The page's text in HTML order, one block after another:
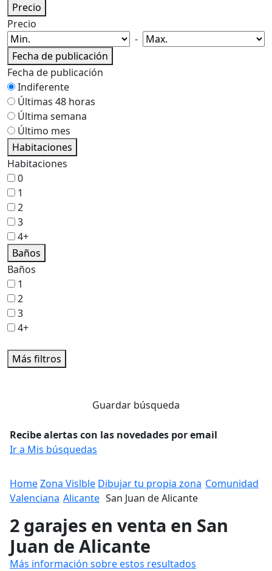
Precio
Precio
-
Fecha de publicación
Fecha de publicación
Indiferente
Últimas 48 horas
Última semana
Último mes
Habitaciones
Habitaciones
0
1
2
3
4+
Baños
Baños
1
2
3
4+
Más filtros
Guardar búsqueda
Recibe alertas con las novedades por email
Ir a Mis búsquedas
HomeZona Vislble Dibujar tu propia zona Comunidad
Valenciana Alicante San Juan de Alicante
2 garajes en venta en San
Juan de Alicante
Más información sobre estos resultados